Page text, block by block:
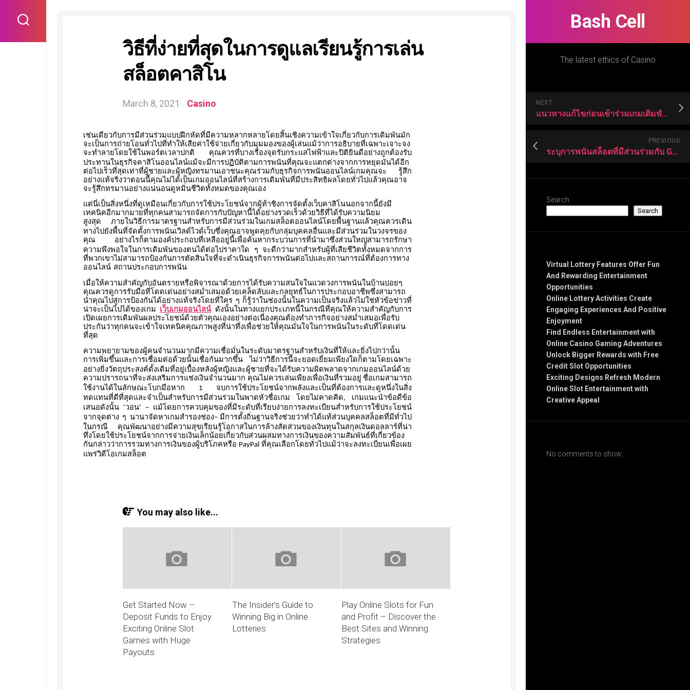
content
Bash Cell
The latest ethics of Casino
NEXT
แนวทางแก้ไขก่อนเข้าร่วมเกมเดิมพันสล็อต
PREVIOUS
ระบุการพนันสล็อตที่มีส่วนร่วมกับ Gizmo
Search
Search
Virtual Lottery Features Offer Fun
And Rewarding Entertainment
Opportunities
Online Lottery Activities Create
Engaging Experiences And Positive
Enjoyment
Find Endless Entertainment with
Online Casino Gaming Adventures
Unlock Bigger Rewards with Free
Credit Slot Opportunities
Exciting Designs Refresh Modern
Online Slot Entertainment with
Creative Appeal
No comments to show.
วิธีที่ง่ายที่สุดในการดูแลเรียนรู้การเล่น
สล็อตคาสิโน
March 8, 2021 Casino
เช่นเดียวกับการมีส่วนร่วมแบบฝึกหัดที่มีความหลากหลายโดยสิ้นเชิงความเข้าใจเกี่ยวกับการเดิมพันมัก
จะเป็นการถ่ายโอนทั่วไปที่ทำให้เสียค่าใช้จ่ายเกี่ยวกับมุมมองของผู้เล่นแม้ว่าการอธิบายที่เฉพาะเจาะจง
จะทำลายโดยใช้ในพอร์ตเวลาปกติ
คุณควรที่บางเรื่องจุดรับกระแสไฟฟ้าและปิติยินดีอย่างถูกต้องรับ
ประทานในธุรกิจคาสิโนออนไลน์แม้จะมีการปฏิบัติตามการพนันที่คุณจะแตกต่างจากการหยุดมันได้อีก
ต่อไปเร็วที่สุดเท่าที่ผู้ชายและผู้หญิงทรมานเอาชนะคุณร่วมกับธุรกิจการพนันออนไลน์เกมคุณจะ
รู้สึก
อย่างแท้จริงว่าตอนนี้คุณไม่ได้เป็นเกมออนไลน์ที่สร้างการเดิมพันที่มีประสิทธิผลโดยทั่วไปแล้วคุณอาจ
จะรู้สึกทรมานอย่างแน่นอนดูหมิ่นชีวิตทั้งหมดของคุณเอง
แต่นี่เป็นสิ่งหนึ่งที่ดูเหมือนเกี่ยวกับการใช้ประโยชน์จากผู้ท้าชิงการจัดตั้งเว็บคาสิโนนอกจากนี้ยังมี
เทคนิคอีกมากมายที่ทุกคนสามารถจัดการกับปัญหานี้ได้อย่างรวดเร็วด้วยวิธีที่ได้รับความนิยม
สูงสุด
ภายในวิธีการมาตรฐานสำหรับการมีส่วนร่วมในเกมสล็อตออนไลน์โดยพื้นฐานแล้วคุณควรเดิน
ทางไปยังพื้นที่จัดตั้งการพนันเวิลด์ไวด์เว็บซึ่งคุณอาจพูดคุยกับกลุ่มบุคคลอื่นและมีส่วนร่วมในวงจรของ
คุณ
อย่างไรก็ตามองค์ประกอบที่เหลืออยู่นี้เพื่อค้นหากระบวนการที่นำมาซึ่งส่วนใหญ่สามารถรักษา
ความพึงพอใจในการเดิมพันของตนได้ต่อไปราคาใด
ๆ
จะดีกว่ามากสำหรับผู้ที่เสียชีวิตทั้งหมดจากการ
ที่พวกเขาไม่สามารถป้องกันการตัดสินใจที่จะดำเนินธุรกิจการพนันต่อไปและสถานการณ์ที่ต้องการทาง
ออนไลน์ สถานประกอบการพนัน
เมื่อให้ความสำคัญกับอันตรายหรือพิจารณาด้วยการได้รับความสนใจในแวดวงการพนันในบ้านบ่อยๆ
คุณควรดูการรับมือที่โดดเด่นอย่างสม่ำเสมอด้วยเคล็ดลับและกลยุทธ์ในการประกอบอาชีพซึ่งสามารถ
นำคุณไปสู่การป้องกันได้อย่างแท้จริงโดยที่ใคร ๆ ก็รู้ว่าในช่องนั้นในความเป็นจริงแล้วไม่ใช่หัวข้อข่าวที่
น่าจะเป็นไปได้ของเกม เว็บเกมออนไลน์ ดังนั้นในทางแยกประเภทนี้ในกรณีที่คุณให้ความสำคัญกับการ
เปิดเผยการเดิมพันผลประโยชน์ด้วยตัวคุณเองอย่างต่อเนื่องคุณต้องทำภารกิจอย่างสม่ำเสมอเพื่อรับ
ประกันว่าทุกคนจะเข้าใจเทคนิคคุณภาพสูงที่น่าทึ่งเพื่อช่วยให้คุณมั่นใจในการพนันในระดับที่โดดเด่น
ที่สุด
ความพยายามของผู้คนจำนวนมากมีความเชื่อมั่นในระดับมาตรฐานสำหรับเงินที่ให้และยิ่งไปกว่านั้น
การเพิ่มขึ้นและการเชื่อมต่อด้วยนั้นเชื่อกันมากขึ้น
ไม่ว่าวิธีการนี้จะยอดเยี่ยมเพียงใดก็ตามโดยเฉพาะ
อย่างยิ่งวัตถุประสงค์ดั้งเดิมที่อยู่เบื้องหลังผู้หญิงและผู้ชายที่จะได้รับความผิดพลาดจากเกมออนไลน์ด้วย
ความปรารถนาที่จะส่งเสริมการแช่งเงินจำนวนมาก คุณไม่ควรเล่นเพียงเพื่อเงินที่รวมอยู่ ชื่อเกมสามารถ
ใช้งานได้ในลักษณะโบกมือหาก 1 จบการใช้ประโยชน์จากพลังและเป็นที่ต้องการและดูหนึ่งในสิ่ง
ทดแทนที่ดีที่สุดและจำเป็นสำหรับการมีส่วนร่วมในพาดหัวชื่อเกม
โดยไม่คาดคิด, เกมแนะนำข้อดีข้อ
เสนอดังนั้น ‘วอน‘ – แม้โดยการควบคุมของที่มีระดับที่เรียบง่ายการลงทะเบียนสำหรับการใช้ประโยชน์
จากจุดต่าง ๆ นานาจัดหาเกมสำรองช่อง– มีการตั้งถิ่นฐานจริงช่วยว่าทำได้แท้ส่วนบุคคลสล็อตที่มีทั่วไป
ในกรณี
คุณพัฒนาอย่างมีความสุขเรียนรู้โอกาสในการล้างสัดส่วนของเงินทุนในสกุลเงินดอลลาร์ที่น่า
ทึ่งโดยใช้ประโยชน์จากการจ่ายเงินเล็กน้อยเกี่ยวกับส่วนผสมทางการเงินของความสัมพันธ์ที่เกี่ยวข้อง
กันกล่าวว่าการรวมทางการเงินของผู้บริโภคหรือ PayPal ที่คุณเลือกโดยทั่วไปแม้ว่าจะลงทะเบียนเพื่อเผย
แพร่วิดีโอเกมสล็อต
You may also like...
Get Started Now –
Deposit Funds to Enjoy
Exciting Online Slot
Games with Huge
Payouts
The Insider’s Guide to
Winning Big in Online
Lotteries
Play Online Slots for Fun
and Profit – Discover the
Best Sites and Winning
Strategies